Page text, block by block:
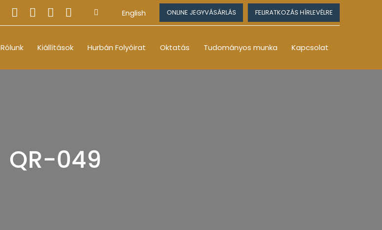
English ONLINE JEGYVÁSÁRLÁS FELIRATKOZÁS HÍRLEVÉLRE
Rólunk Kiállítások Hurbán Folyóirat Oktatás Tudományos munka Kapcsolat
QR-049